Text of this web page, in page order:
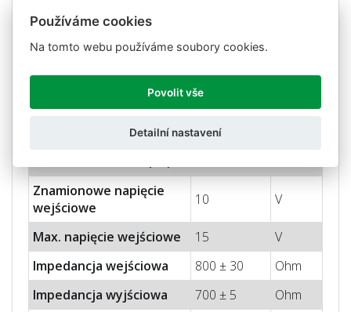
Błąd pełzania (30 minut) < ± 0.048
-10 to +40 ° C
-50 to +70
Znamionowe napięcie
wejściowe
10 V
Max. napięcie wejściowe 15
V
Impedancja wejściowa
800 ± 30
Ohm
Impedancja wyjściowa
700 ± 5
Ohm
Používáme cookies
Na tomto webu používáme soubory cookies.
Povolit vše
Detailní nastavení